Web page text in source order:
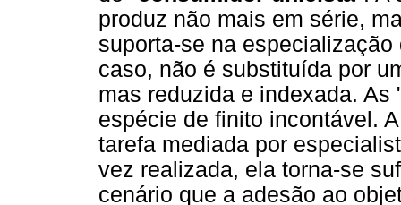
produz não mais em série,
suporta-se na
caso, não é substituída por
mas reduzida e indexada.
espécie de finito incontável.
tarefa mediada por
vez realizada, ela torna-se
cenário que a adesão ao